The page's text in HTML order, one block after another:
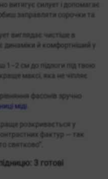
витягує силует і допомагає
заправляти сорочки та
виглядає чистіше в
динаміки й комфортніший у
1–2 см до підлоги під твою
максі, яка не чіпляє
фасонів зручно
міді
розкривається у
фактур — так
святково”.
3 готові